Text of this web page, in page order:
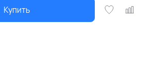
Купить